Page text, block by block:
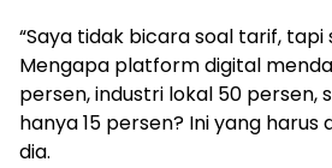
“Saya tidak bicara soal tarif, tapi
Mengapa platform digital
persen, industri lokal 50
hanya 15 persen? Ini yang harus
dia.